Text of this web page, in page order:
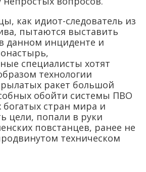
как идиот-следователь из
пытаются выставить
данном инциденте и
специалисты хотят
технологии
ракет большой
обойти системы ПВО
стран мира и
цели, попали в руки
повстанцев, ранее не
техническом